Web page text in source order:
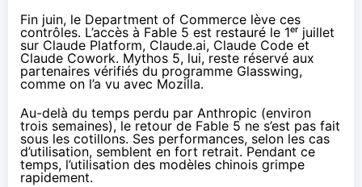
Fin juin, le Department of Commerce lève ces
contrôles. L’accès à Fable 5 est restauré le 1ᵉʳ juillet
sur Claude Platform, Claude.ai, Claude Code et
Claude Cowork. Mythos 5, lui, reste réservé aux
partenaires vérifiés du programme Glasswing,
comme on l’a vu avec Mozilla.
Au-delà du temps perdu par Anthropic (environ
trois semaines), le retour de Fable 5 ne s’est pas fait
sous les cotillons. Ses performances, selon les cas
d’utilisation, semblent en fort retrait. Pendant ce
temps, l’utilisation des modèles chinois grimpe
rapidement.